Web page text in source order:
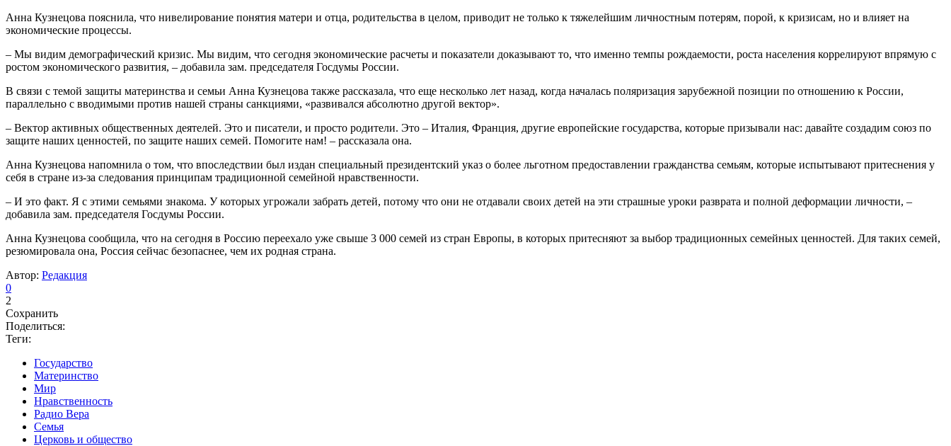
Анна Кузнецова пояснила, что нивелирование понятия матери и отца, родительства в целом, приводит не только к тяжелейшим личностным потерям, порой, к кризисам, но и влияет на
экономические процессы.
– Мы видим демографический кризис. Мы видим, что сегодня экономические расчеты и показатели доказывают то, что именно темпы рождаемости, роста населения коррелируют впрямую с
ростом экономического развития, – добавила зам. председателя Госдумы России.
В связи с темой защиты материнства и семьи Анна Кузнецова также рассказала, что еще несколько лет назад, когда началась поляризация зарубежной позиции по отношению к России,
параллельно с вводимыми против нашей страны санкциями, «развивался абсолютно другой вектор».
– Вектор активных общественных деятелей. Это и писатели, и просто родители. Это – Италия, Франция, другие европейские государства, которые призывали нас: давайте создадим союз по
защите наших ценностей, по защите наших семей. Помогите нам! – рассказала она.
Анна Кузнецова напомнила о том, что впоследствии был издан специальный президентский указ о более льготном предоставлении гражданства семьям, которые испытывают притеснения у
себя в стране из-за следования принципам традиционной семейной нравственности.
– И это факт. Я с этими семьями знакома. У которых угрожали забрать детей, потому что они не отдавали своих детей на эти страшные уроки разврата и полной деформации личности, –
добавила зам. председателя Госдумы России.
Анна Кузнецова сообщила, что на сегодня в Россию переехало уже свыше 3 000 семей из стран Европы, в которых притесняют за выбор традиционных семейных ценностей. Для таких семей,
резюмировала она, Россия сейчас безопаснее, чем их родная страна.
Автор: Редакция
0
2
Сохранить
Поделиться:
Теги:
Государство
Материнство
Мир
Нравственность
Радио Вера
Семья
Церковь и общество